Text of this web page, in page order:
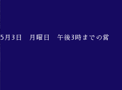
5月3日 月曜日 午後3時までの営